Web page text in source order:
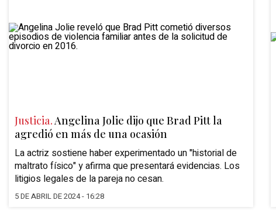
Justicia.Angelina Jolie dijo que Brad Pitt la
agredió en más de una ocasión
La actriz sostiene haber experimentado un "historial de
maltrato físico" y afirma que presentará evidencias. Los
litigios legales de la pareja no cesan.
5 DE ABRIL DE 2024 - 16:28